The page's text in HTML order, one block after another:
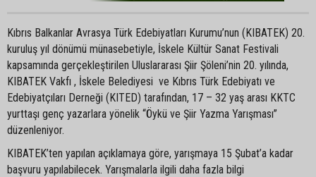
Kıbrıs Balkanlar Avrasya Türk Edebiyatları Kurumu’nun (KIBATEK) 20.
kuruluş yıl dönümü münasebetiyle, İskele Kültür Sanat Festivali
kapsamında gerçekleştirilen Uluslararası Şiir Şöleni’nin 20. yılında,
KIBATEK Vakfı , İskele Belediyesi ve Kıbrıs Türk Edebiyatı ve
Edebiyatçıları Derneği (KITED) tarafından, 17 – 32 yaş arası KKTC
yurttaşı genç yazarlara yönelik “Öykü ve Şiir Yazma Yarışması”
düzenleniyor.
KIBATEK’ten yapılan açıklamaya göre, yarışmaya 15 Şubat’a kadar
başvuru yapılabilecek. Yarışmalarla ilgili daha fazla bilgi